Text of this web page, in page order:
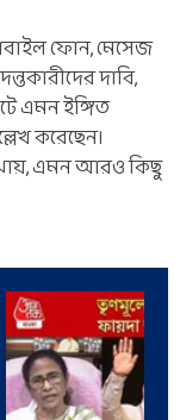
ফোন, মেসেজ
দাবি,
এমন ইঙ্গিত
করেছেন।
এমন আরও কিছু